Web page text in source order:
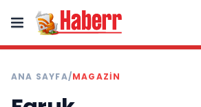
ANA SAYFA/MAGAZIN